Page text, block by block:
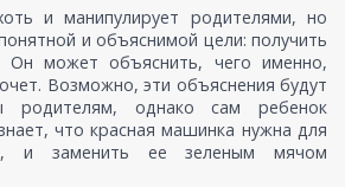
и манипулирует родителями, но
и объяснимой цели: получить
Он может объяснить, чего именно,
Возможно, эти объяснения будут
родителям, однако сам ребенок
что красная машинка нужна для
и заменить ее зеленым мячом